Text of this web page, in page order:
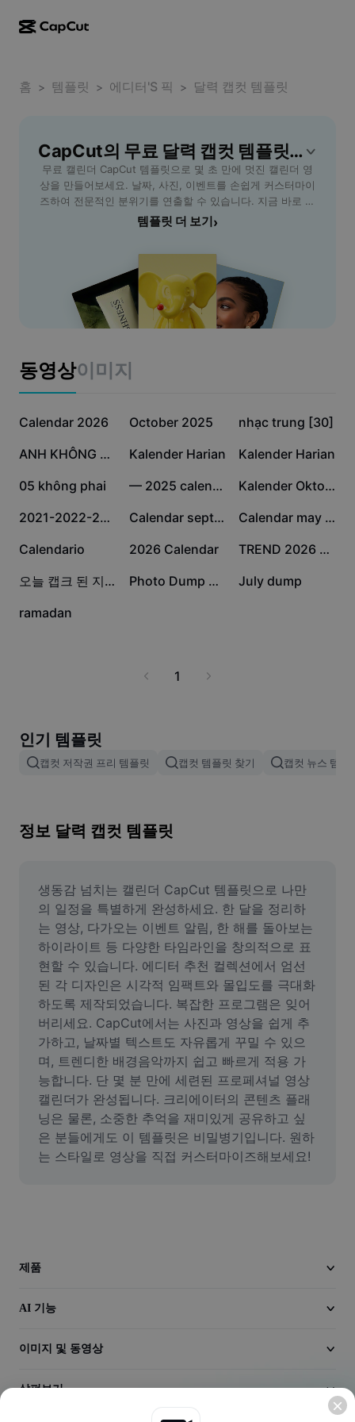
CapCut 데스크톱
CapCut Pad
CapCut 모바일
동영상 스튜디오
AI 동영상 생성기
AI 이미지 생성기
Dreamina Seedance 2.5
Nano Banana Pro
이미지 병합
이미지 비율 조정
밈 생성기
AI Text Remover
AI People Remover
AI Inpainting
Face Cutout
동영상
동영상 배경 삭제
품질 보정
동영상 변환기
동영상 에디터 및 생성기
이미지 에디터 및 생성기
음성 생성기 및 에디터
사용 사례
마케팅
소셜 미디어 템플릿
더 보기
효과 템플릿
산업 템플릿
요약 템플릿
이니셔티브
제휴 사용자
크리에이티브 파트너 프로그램
CapCut 크리에이티브 캠퍼스
보안 센터
고객 지원 센터
CapCut 서비스 약관 정보
Dreamina Seedance 2.0 Launch
홈 > 템플릿 > 에디터'S 픽 > 달력 캡컷 템플릿
CapCut의 무료 달력 캡컷 템플릿 템플릿
무료 캘린더 CapCut 템플릿으로 몇 초 만에 멋진 캘린더 영
상을 만들어보세요. 날짜, 사진, 이벤트를 손쉽게 커스터마이
즈하여 전문적인 분위기를 연출할 수 있습니다. 지금 바로 시
작하세요!
템플릿 더 보기 ›
동영상이미지
11.1만
Calendar 2026 6.8만
October 2025 3.1만
nhạc trung [30]
2.9만 ANH KHÔNG BIẾT CÁCH 2.5만
Kalender Harian 1.9만
Kalender Harian
1.7만
05 không phai 1.5만 — 2025 calendar|janu 1.4만 Kalender Oktober
1.2만 2021-2022-2023-2024 2.9천 Calendar september 2.6천 Calendar may 2025
1.5천
Calendario 312
2026 Calendar 233 TREND 2026 CALENDAR
19 오늘 캡크 된 지 100일 !! >< 1 Photo Dump May 1
July dump
0
ramadan
1
인기 템플릿
캡컷 저작권 프리 템플릿 캡컷 템플릿 찾기 캡컷 뉴스 템플
정보 달력 캡컷 템플릿
생동감 넘치는 캘린더 CapCut 템플릿으로 나만
의 일정을 특별하게 완성하세요. 한 달을 정리하
는 영상, 다가오는 이벤트 알림, 한 해를 돌아보는
하이라이트 등 다양한 타임라인을 창의적으로 표
현할 수 있습니다. 에디터 추천 컬렉션에서 엄선
된 각 디자인은 시각적 임팩트와 몰입도를 극대화
하도록 제작되었습니다. 복잡한 프로그램은 잊어
버리세요. CapCut에서는 사진과 영상을 쉽게 추
가하고, 날짜별 텍스트도 자유롭게 꾸밀 수 있으
며, 트렌디한 배경음악까지 쉽고 빠르게 적용 가
능합니다. 단 몇 분 만에 세련된 프로페셔널 영상
캘린더가 완성됩니다. 크리에이터의 콘텐츠 플래
닝은 물론, 소중한 추억을 재미있게 공유하고 싶
은 분들에게도 이 템플릿은 비밀병기입니다. 원하
는 스타일로 영상을 직접 커스터마이즈해보세요!
제품
AI 기능
이미지 및 동영상
살펴보기